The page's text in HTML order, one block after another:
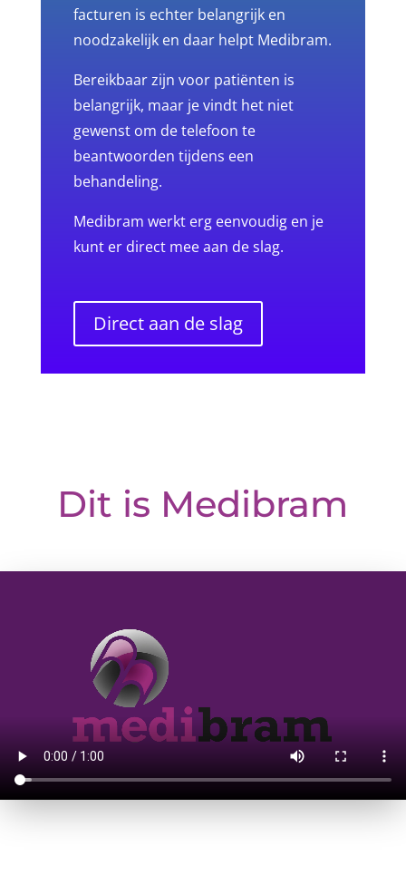
facturen is echter belangrijk en
noodzakelijk en daar helpt Medibram.
Bereikbaar zijn voor patiënten is
belangrijk, maar je vindt het niet
gewenst om de telefoon te
beantwoorden tijdens een
behandeling.
Medibram werkt erg eenvoudig en je
kunt er direct mee aan de slag.
Direct aan de slag
Dit is Medibram